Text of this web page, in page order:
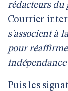
rédacteurs du
Courrier
s’associent à
pour
Puis les